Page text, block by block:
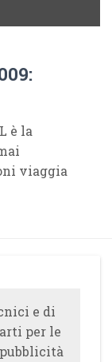
è la
viaggia
e di
per le